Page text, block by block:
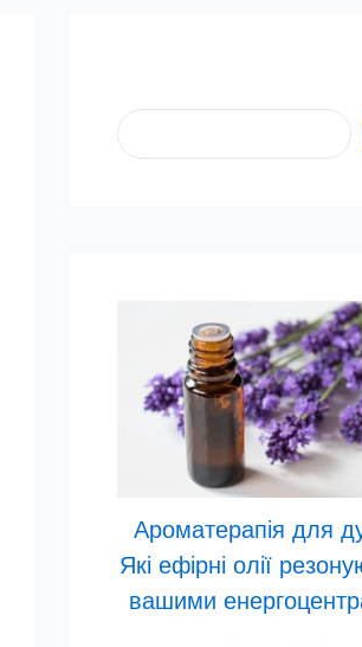
Ароматерапія для
Які ефірні олії
вашими